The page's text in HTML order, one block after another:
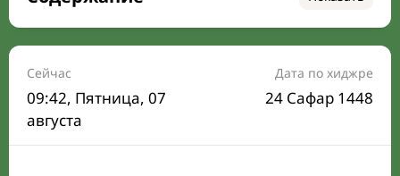
Время намаза на сегодня
Расписание на месяц
Время Сухура и Ифтара на сегодня
Календарь рамадана
Сейчас
09:42, Пятница, 07
августа
Дата по хиджре
24 Сафар 1448